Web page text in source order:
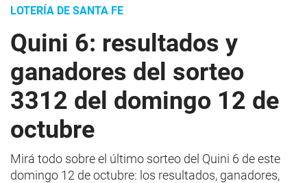
LOTERÍA DE SANTA FE
Quini 6: resultados y
ganadores del sorteo
3312 del domingo 12 de
octubre
Mirá todo sobre el último sorteo del Quini 6 de este
domingo 12 de octubre: los resultados, ganadores,